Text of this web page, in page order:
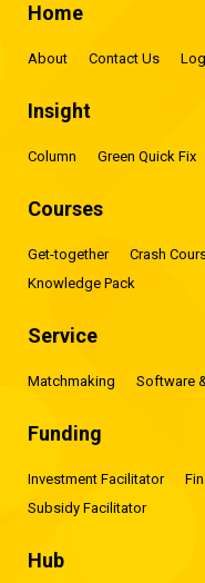
Home
About Contact Us
Insight
Column Green Quick Fix
Courses
Get-together Crash
Knowledge Pack
Service
Matchmaking Software
Funding
Investment Facilitator
Subsidy Facilitator
Hub